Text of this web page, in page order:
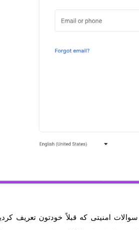
امنیتی که قبلاً خودتون تعریف